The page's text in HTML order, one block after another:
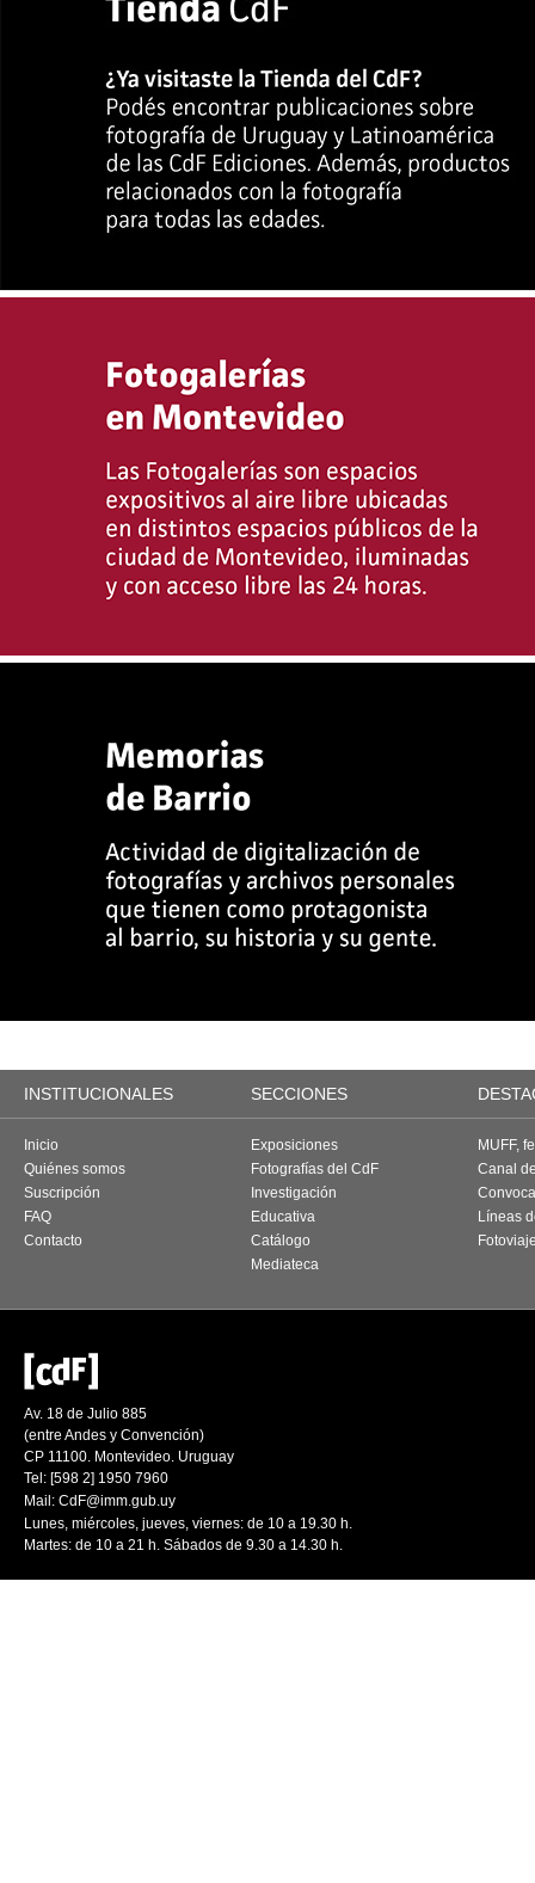
INSTITUCIONALES SECCIONES
Inicio
Quiénes somos
Suscripción
FAQ
Contacto
Exposiciones
Fotografías del CdF
Investigación
Educativa
Catálogo
Mediateca
MUFF,
Canal
Líneas
Av. 18 de Julio 885
(entre Andes y Convención)
CP 11100. Montevideo. Uruguay
Tel: [598 2] 1950 7960
Mail: CdF@imm.gub.uy
Lunes, miércoles, jueves, viernes: de 10 a 19.30 h.
Martes: de 10 a 21 h. Sábados de 9.30 a 14.30 h.